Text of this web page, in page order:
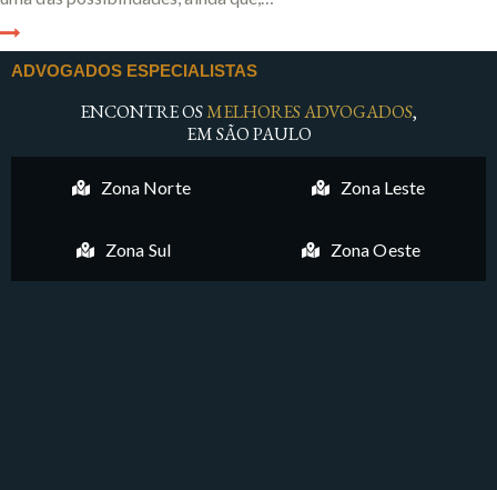
ADVOGADOS ESPECIALISTAS
ENCONTRE OSMELHORES ADVOGADOS,
EM SÃO PAULO
Zona Norte Zona Leste
Zona Sul Zona Oeste